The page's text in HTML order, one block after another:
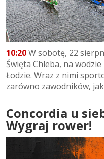
10:20W sobotę, 22
Święta Chleba, na
Łodzie. Wraz z nimi
zarówno zawodników,
Concordia u
Wygraj rower!